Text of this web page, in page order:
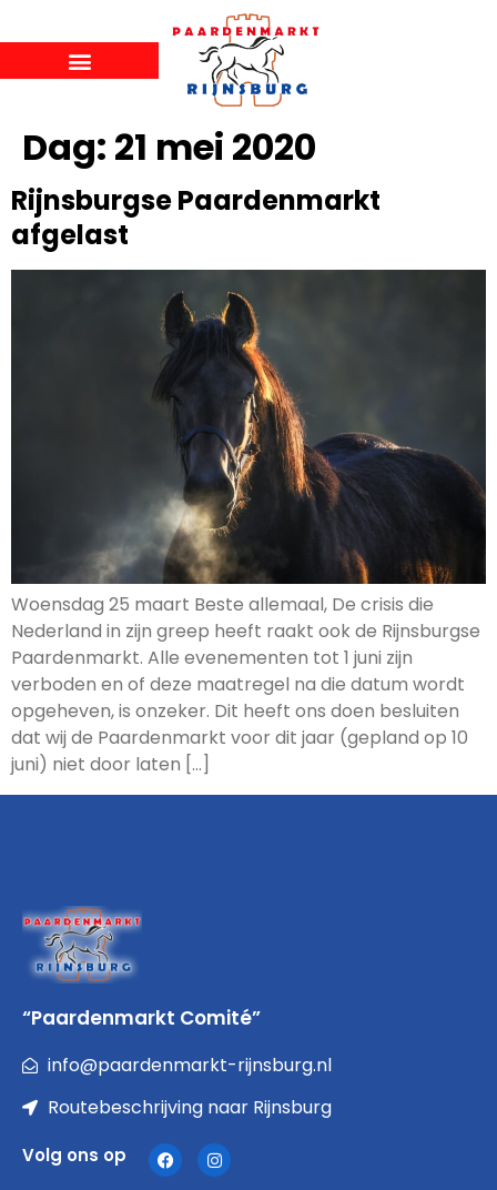
Dag: 21 mei 2020
Rijnsburgse Paardenmarkt
afgelast
Woensdag 25 maart Beste allemaal, De crisis die
Nederland in zijn greep heeft raakt ook de Rijnsburgse
Paardenmarkt. Alle evenementen tot 1 juni zijn
verboden en of deze maatregel na die datum wordt
opgeheven, is onzeker. Dit heeft ons doen besluiten
dat wij de Paardenmarkt voor dit jaar (gepland op 10
juni) niet door laten […]
“Paardenmarkt Comité”
info@paardenmarkt-rijnsburg.nl
Routebeschrijving naar Rijnsburg
Volg ons op